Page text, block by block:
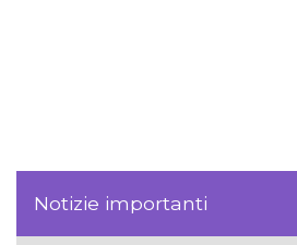
Notizie importanti